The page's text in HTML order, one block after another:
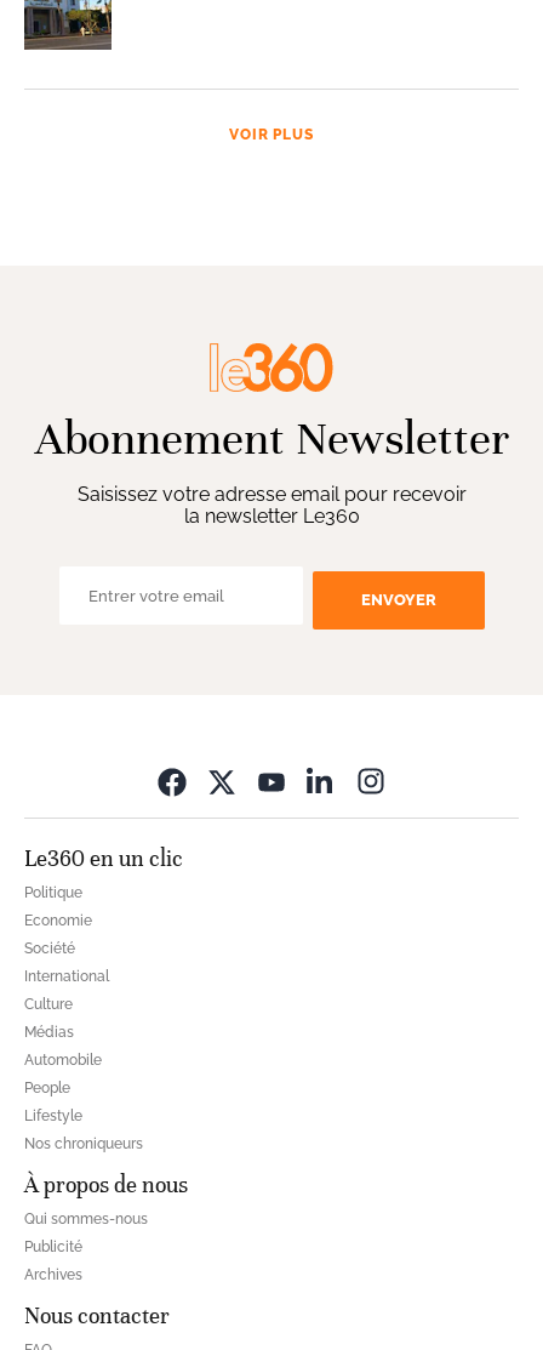
VOIR PLUS
Abonnement Newsletter
Saisissez votre adresse email pour recevoir
la newsletter Le360
ENVOYER
Le360 en un clic
Politique
Economie
Société
International
Culture
Médias
Automobile
People
Lifestyle
Nos chroniqueurs
À propos de nous
Qui sommes-nous
Publicité
Archives
Nous contacter